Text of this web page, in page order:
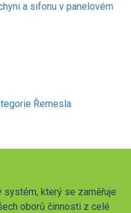
a sifonu v panelovém
Řemesla
systém, který se zaměřuje
oborů činnosti z celé